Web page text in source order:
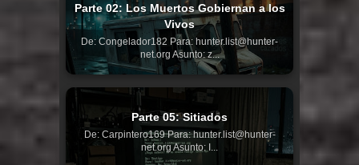
Parte 02: Los Muertos Gobiernan a los
Vivos
De: Congelador182 Para: hunter.list@hunter-
net.org Asunto: z...
Parte 05: Sitiados
De: Carpintero169 Para: hunter.list@hunter-
net.org Asunto: I...